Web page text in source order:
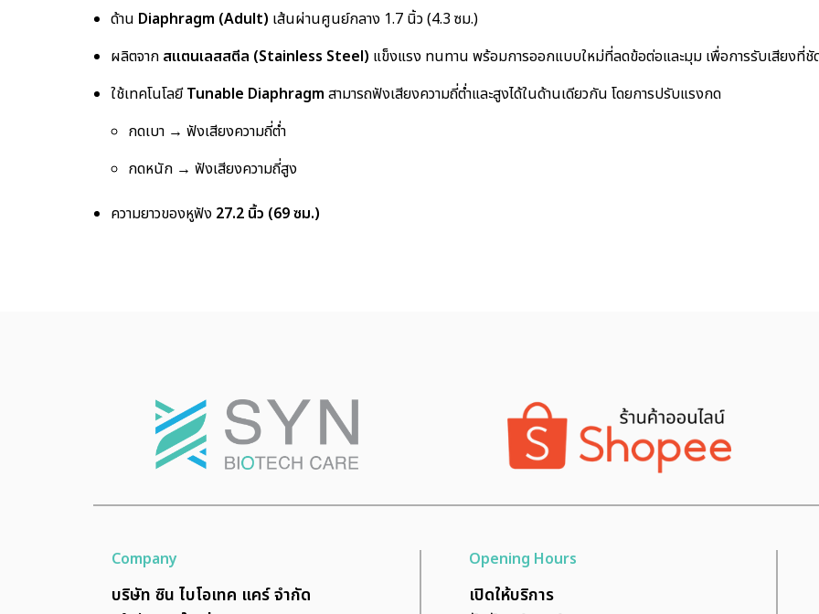
ด้าน Diaphragm (Adult) เส้นผ่านศูนย์กลาง 1.7 นิ้ว (4.3 ซม.)
ผลิตจาก สแตนเลสสตีล (Stainless Steel) แข็งแรง ทนทาน พร้อมการออกแบบใหม่ที่ลดข้อต่อและมุม เพื่อการรับเสียงที่ชั
ใช้เทคโนโลยีTunable Diaphragm สามารถฟังเสียงความถี่ต่ำและสูงได้ในด้านเดียวกัน โดยการปรับแรงกด
กดเบา → ฟังเสียงความถี่ต่ำ
กดหนัก → ฟังเสียงความถี่สูง
ความยาวของหูฟัง 27.2 นิ้ว (69 ซม.)
Company
บริษัท ซิน ไบโอเทค แคร์ จำกัด
Opening Hours
เปิดให้บริการ